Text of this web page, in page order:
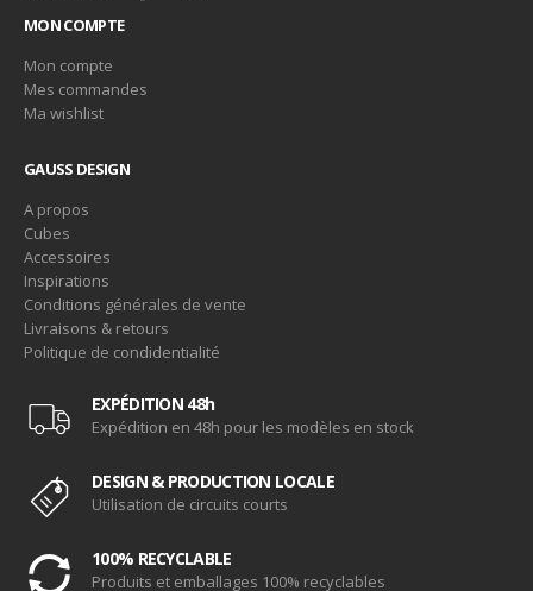
MON COMPTE
Mon compte
Mes commandes
Ma wishlist
GAUSS DESIGN
A propos
Cubes
Accessoires
Inspirations
Conditions générales de vente
Livraisons & retours
Politique de condidentialité
EXPÉDITION 48h
Expédition en 48h pour les modèles en stock
DESIGN & PRODUCTION LOCALE
Utilisation de circuits courts
100% RECYCLABLE
Produits et emballages 100% recyclables